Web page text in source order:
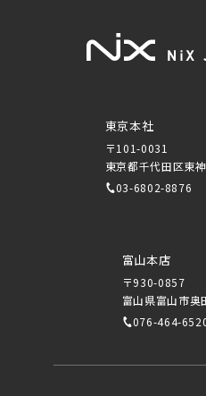
東京本社
〒101-0031
東京都千代田区東
03-6802-8876
富山本店
〒930-0857
富山県富山市
076-464-